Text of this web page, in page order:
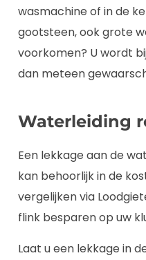
wasmachine of in de
gootsteen, ook grote
voorkomen? U wordt
dan meteen
Waterleiding
Een lekkage aan de
kan behoorlijk in de
vergelijken via
flink besparen op uw
Laat u een lekkage in